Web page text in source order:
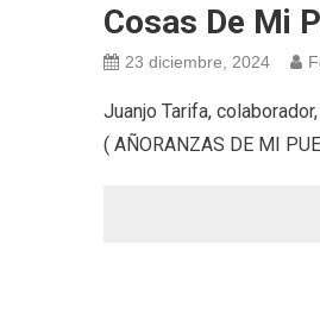
Cosas De Mi
23 diciembre, 2024
Juanjo Tarifa,
( AÑORANZAS DE MI